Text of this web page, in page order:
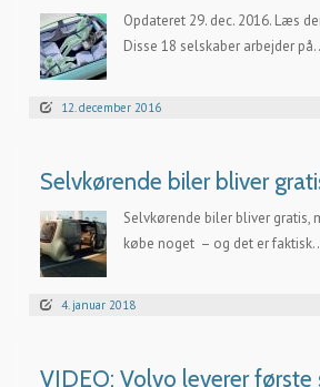
Opdateret 29. dec. 2016. Læs
Disse 18 selskaber arbejder
12. december 2016
Selvkørende biler bliver
Selvkørende biler bliver gratis,
købe noget – og det er
4. januar 2018
VIDEO: Volvo leverer første